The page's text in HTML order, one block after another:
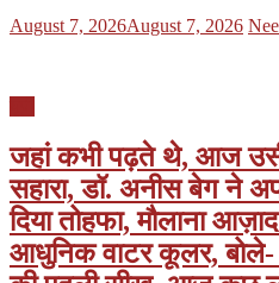
Posted
August 7, 2026August 7, 2026
जहां कभी पढ़ते थे, आज
सहारा, डॉ. अनीस बेग ने
दिया तोहफा, मौलाना
आधुनिक वाटर कूलर, बोले-